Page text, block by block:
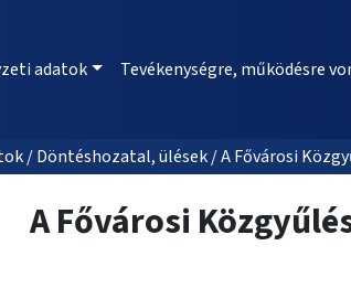
adatok Tevékenységre, működésre
/ Döntéshozatal, ülések / A Fővárosi
A Fővárosi